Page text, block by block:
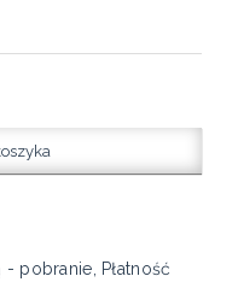
- pobranie, Płatność